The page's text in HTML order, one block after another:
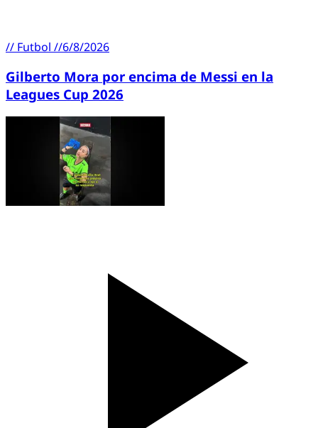
// Futbol //6/8/2026
Gilberto Mora por encima de Messi en la
Leagues Cup 2026